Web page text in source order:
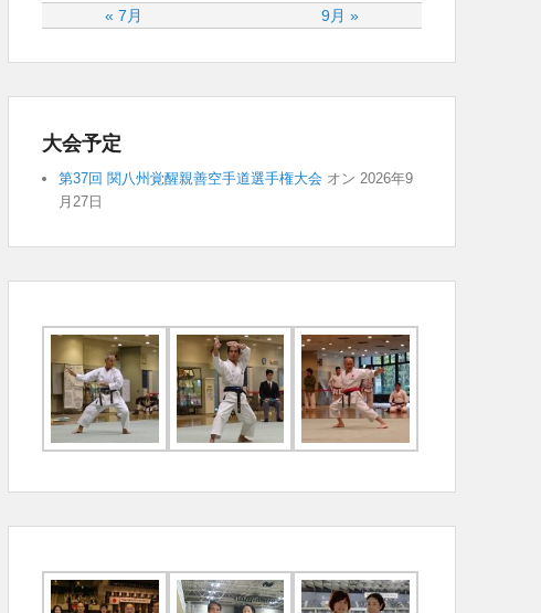
« 7月
9月 »
大会予定
第37回 関八州覚醒親善空手道選手権大会 オン 2026年9
月27日